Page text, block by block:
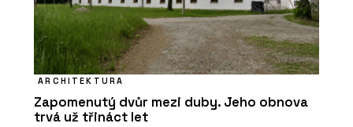
ARCHITEKTURA
Zapomenutý dvůr mezi duby. Jeho obnova
trvá už třináct let